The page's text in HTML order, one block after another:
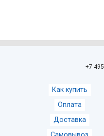
+7
Как купить
Оплата
Доставка